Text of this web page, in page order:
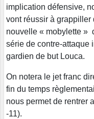
implication défensive,
vont réussir à
nouvelle « mobylette »
série de contre-attaque
gardien de but Louca.
On notera le jet franc
fin du temps
nous permet de rentrer
-11).